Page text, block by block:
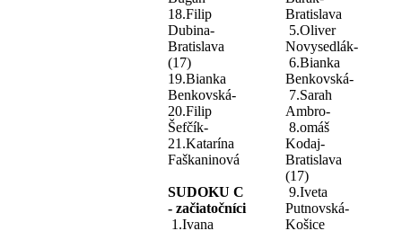
18.Filip
Dubina-
Bratislava
(17)
19.Bianka
Benkovská-
20.Filip
Šefčík-
21.Katarína
Faškaninová
SUDOKU C
- začiatočníci
1.Ivana
Bratislava
5.Oliver
Novysedlák-
6.Bianka
Benkovská-
7.Sarah
Ambro-
8.omáš
Kodaj-
Bratislava
(17)
9.Iveta
Putnovská-
Košice